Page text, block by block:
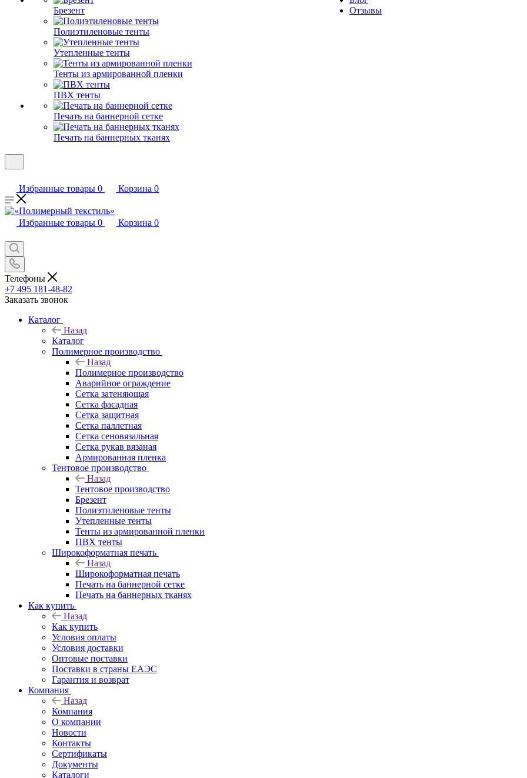
Брезент
Полиэтиленовые тенты
Утепленные тенты
Тенты из армированной пленки
ПВХ тенты
Печать на баннерной сетке
Печать на баннерных тканях
Отзывы
Избранные товары 0 Корзина 0
Избранные товары 0 Корзина 0
Телефоны
+7 495 181-48-82
Заказать звонок
Каталог
Назад
Каталог
Полимерное производство
Назад
Полимерное производство
Аварийное ограждение
Сетка затеняющая
Сетка фасадная
Сетка защитная
Сетка паллетная
Сетка сеновязальная
Сетка рукав вязаная
Армированная пленка
Тентовое производство
Назад
Тентовое производство
Брезент
Полиэтиленовые тенты
Утепленные тенты
Тенты из армированной пленки
ПВХ тенты
Широкоформатная печать
Назад
Широкоформатная печать
Печать на баннерной сетке
Печать на баннерных тканях
Как купить
Назад
Как купить
Условия оплаты
Условия доставки
Оптовые поставки
Поставки в страны ЕАЭС
Гарантия и возврат
Компания
Назад
Компания
О компании
Новости
Контакты
Сертификаты
Документы
Каталоги